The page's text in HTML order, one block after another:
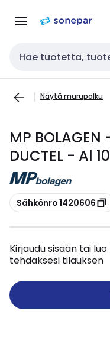
navigointiinsisältöön
Haku
Näytä murupolku
MP
DUCTEL - Al
Kopioi
Sähkönro 1420606
Kirjaudu sisään tai
tehdäksesi tilauksen